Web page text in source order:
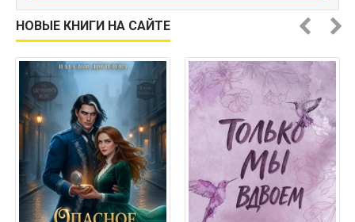
НОВЫЕ КНИГИ НА САЙТЕ